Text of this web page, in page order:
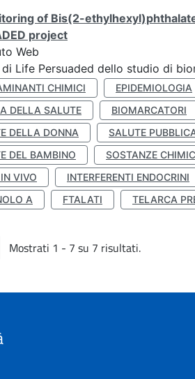
of Bis(2-
project
Web
di Life Persuaded dello studio di
CHIMICI EPIDEMIOLOGIA
DELLA SALUTE
BIOMARCATORI
DELLA DONNA
SALUTE
DEL BAMBINO
SOSTANZE
VIVO
INTERFERENTI ENDOCRINI
A
FTALATI TELARCA
Mostrati 1 - 7 su 7 risultati.